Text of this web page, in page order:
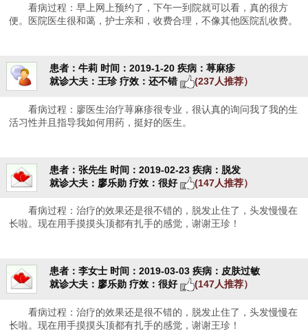
看病过程：早上网上预约了，下午一到院就可以看，真的很方
便。医院医生很和蔼，护士亲和，收费合理，不像其他医院乱收费。
患者：牛莉 时间：2019-1-20 疾病：荨麻疹
就诊大夫：王珍 疗效：还不错 (237人推荐）
看病过程：廖医生治疗荨麻疹很专业，很认真的询问我了我的生
活习性并且指导我如何用药，挺好的医生。
患者：张先生 时间：2019-02-23 疾病：脱发
就诊大夫：廖乐勋 疗效：很好 (147人推荐）
看病过程：治疗的效果还是很不错的，脱发止住了，头发慢慢在
长啦。现在用手摸摸头顶都有扎手的感觉，谢谢王珍！
患者：李女士 时间：2019-03-03 疾病：皮肤过敏
就诊大夫：廖乐勋 疗效：很好 (147人推荐）
看病过程：治疗的效果还是很不错的，脱发止住了，头发慢慢在
长啦。现在用手摸摸头顶都有扎手的感觉，谢谢王珍！